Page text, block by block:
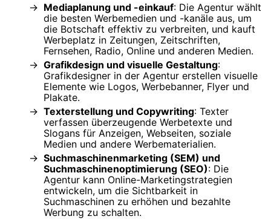
Mediaplanung und -einkauf: Die Agentur wählt
die besten Werbemedien und -kanäle aus, um
die Botschaft effektiv zu verbreiten, und kauft
Werbeplatz in Zeitungen, Zeitschriften,
Fernsehen, Radio, Online und anderen Medien.
Grafikdesign und visuelle Gestaltung:
Grafikdesigner in der Agentur erstellen visuelle
Elemente wie Logos, Werbebanner, Flyer und
Plakate.
Texterstellung und Copywriting: Texter
verfassen überzeugende Werbetexte und
Slogans für Anzeigen, Webseiten, soziale
Medien und andere Werbematerialien.
Suchmaschinenmarketing (SEM) und
Suchmaschinenoptimierung (SEO): Die
Agentur kann Online-Marketingstrategien
entwickeln, um die Sichtbarkeit in
Suchmaschinen zu erhöhen und bezahlte
Werbung zu schalten.